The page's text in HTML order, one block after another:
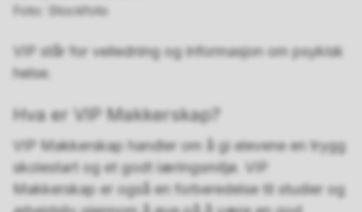
Stockfoto
VIP står for veiledning og informasjon om psykisk
helse.
Hva er VIP Makkerskap?
VIP Makkerskap handler om å gi elevene en trygg
skolestart og et godt læringsmiljø. VIP
Makkerskap er også en forberedelse til studier og